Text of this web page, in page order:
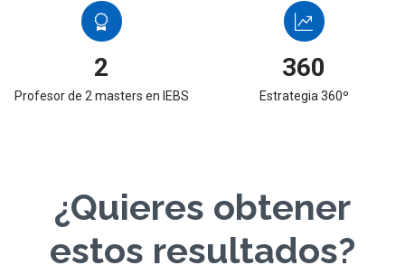
2
Profesor de 2 masters en IEBS
360
Estrategia 360º
¿Quieres obtener
estos resultados?